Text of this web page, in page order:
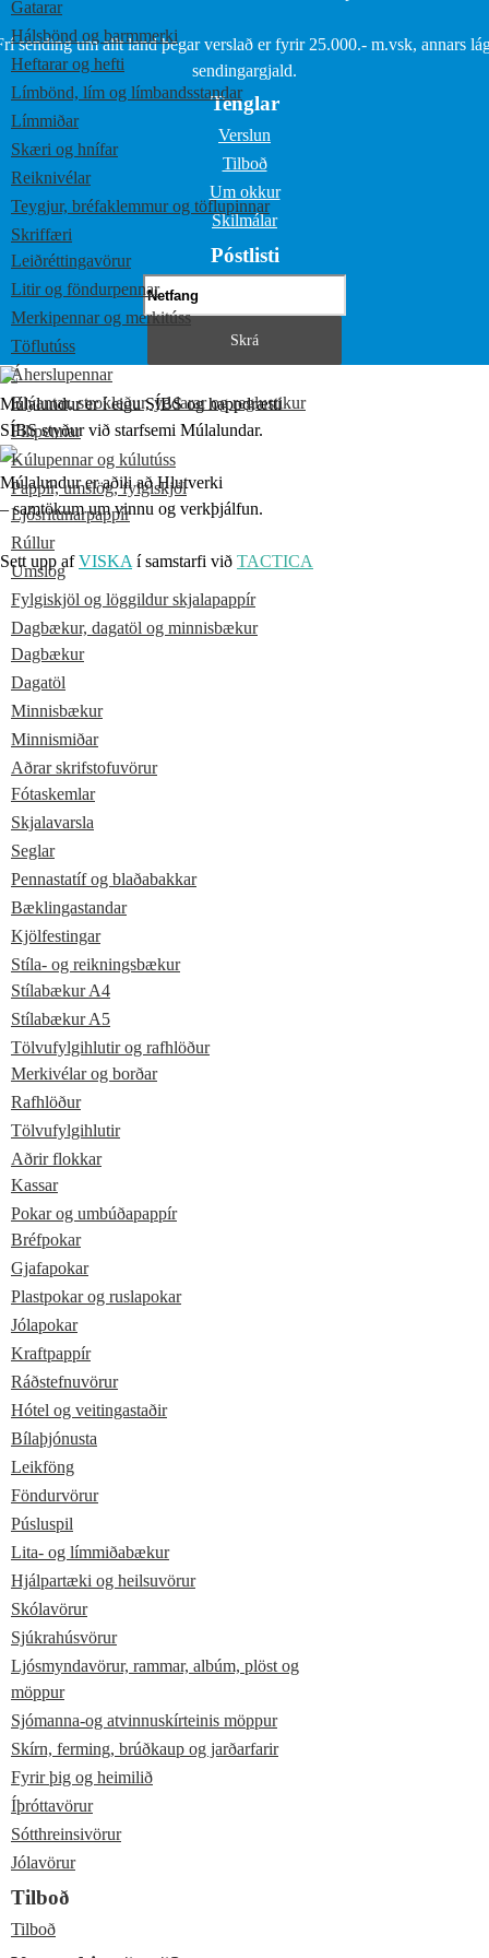
Gatarar
Hálsbönd og barmmerki
Heftarar og hefti
Límbönd, lím og límbandsstandar
Límmiðar
Skæri og hnífar
Reiknivélar
Teygjur, bréfaklemmur og töflupinnar
Skriffæri
Leiðréttingavörur
Litir og föndurpennar
Merkipennar og merkitúss
Töflutúss
Áherslupennar
Blýantar, strokleður, yddarar og reglustikur
Filtpennar
Kúlupennar og kúlutúss
Pappír, umslög, fylgiskjöl
Ljósritunarpappír
Rúllur
Umslög
Fylgiskjöl og löggildur skjalapappír
Dagbækur, dagatöl og minnisbækur
Dagbækur
Dagatöl
Minnisbækur
Minnismiðar
Aðrar skrifstofuvörur
Fótaskemlar
Skjalavarsla
Seglar
Pennastatíf og blaðabakkar
Bæklingastandar
Kjölfestingar
Stíla- og reikningsbækur
Stílabækur A4
Stílabækur A5
Tölvufylgihlutir og rafhlöður
Merkivélar og borðar
Rafhlöður
Tölvufylgihlutir
Aðrir flokkar
Kassar
Pokar og umbúðapappír
Bréfpokar
Gjafapokar
Plastpokar og ruslapokar
Jólapokar
Kraftpappír
Ráðstefnuvörur
Hótel og veitingastaðir
Bílaþjónusta
Leikföng
Föndurvörur
Púsluspil
Lita- og límmiðabækur
Hjálpartæki og heilsuvörur
Skólavörur
Sjúkrahúsvörur
Ljósmyndavörur, rammar, albúm, plöst og
möppur
Sjómanna-og atvinnuskírteinis möppur
Skírn, ferming, brúðkaup og jarðarfarir
Fyrir þig og heimilið
Íþróttavörur
Sótthreinsivörur
Jólavörur
Tilboð
Tilboð
sending um allt land þegar verslað er fyrir 25.000.- m.vsk, annars
sendingargjald.
Tenglar
Verslun
Tilboð
Um okkur
Skilmálar
Póstlisti
Múlalundur er í eigu SÍBS og happdrætti
SÍBS styður við starfsemi Múlalundar.
Múlalundur er aðili að Hlutverki
– samtökum um vinnu og verkþjálfun.
Sett upp afVISKA í samstarfi við TACTICA